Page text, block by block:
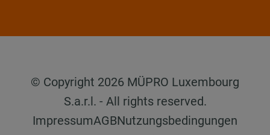
© Copyright 2026 MÜPRO Luxembourg
S.a.r.l. - All rights reserved.
ImpressumAGBNutzungsbedingungen